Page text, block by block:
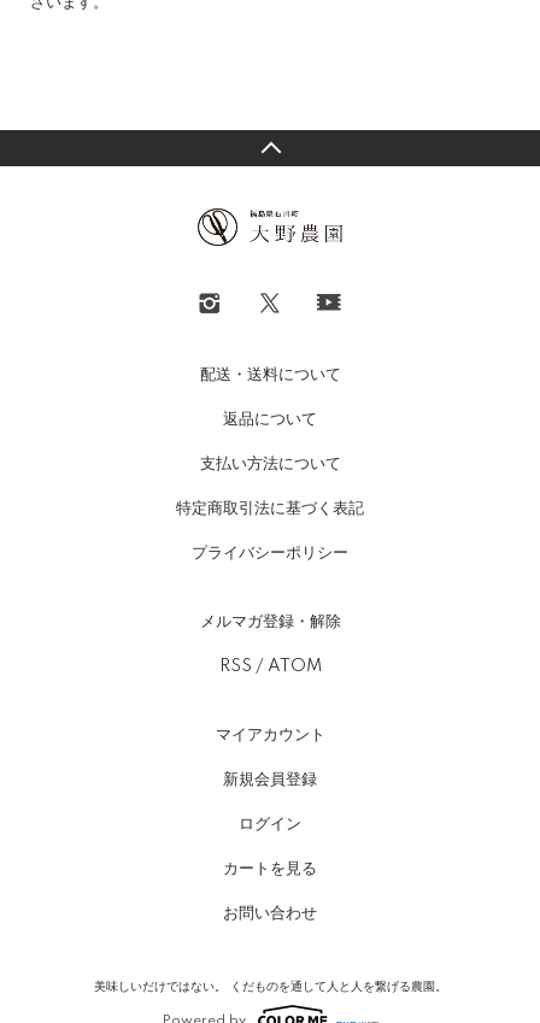
配送・送料について
返品について
支払い方法について
特定商取引法に基づく表記
プライバシーポリシー
メルマガ登録・解除
RSS / ATOM
マイアカウント
新規会員登録
ログイン
カートを見る
お問い合わせ
美味しいだけではない。 くだものを通して人と人を繋げる農園。